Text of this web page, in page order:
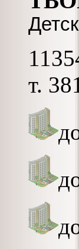
т.